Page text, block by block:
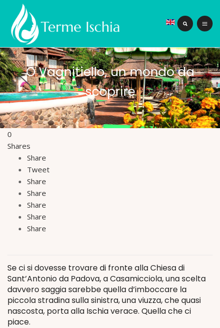
O Vagnitiello, un mondo da
scoprire
0
Shares
Share
Tweet
Share
Share
Share
Share
Share
Se ci si dovesse trovare di fronte alla Chiesa di
Sant’Antonio da Padova, a Casamicciola, una scelta
davvero saggia sarebbe quella d’imboccare la
piccola stradina sulla sinistra, una viuzza, che quasi
nascosta, porta alla Ischia verace. Quella che ci
piace.